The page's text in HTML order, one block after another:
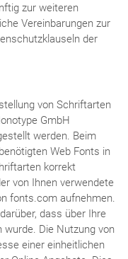
zur weiteren
Vereinbarungen zur
der
von Schriftarten
GmbH
werden. Beim
Web Fonts in
korrekt
von Ihnen verwendete
fonts.com aufnehmen.
dass über Ihre
Die Nutzung von
einer einheitlichen